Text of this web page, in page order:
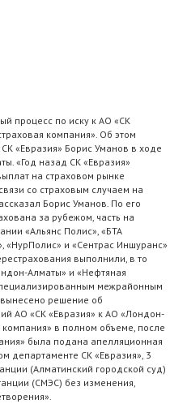
процесс по иску к АО «СК
компания». Об этом
«Евразия» Борис Уманов в ходе
«Год назад СК «Евразия»
на страховом рынке
со страховым случаем на
Борис Уманов. По его
за рубежом, часть на
«Альянс Полис», «БТА
«НурПолис» и «Сентрас Иншуранс»
выполнили, в то
Алматы» и «Нефтяная
межрайонным
решение об
АО «СК «Евразия» к АО «Лондон-
в полном объеме, после
была подана апелляционная
департаменте СК «Евразия», 3
(Алматинский городской суд)
(СМЭС) без изменения,